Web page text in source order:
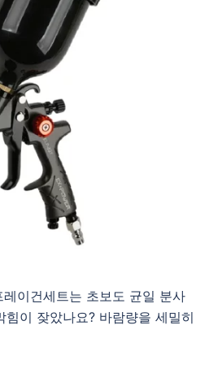
이건세트는 초보도 균일 분사
이 잦았나요? 바람량을 세밀히